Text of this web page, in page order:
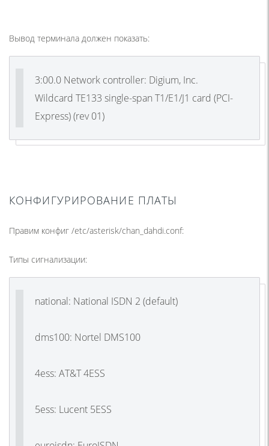
Вывод терминала должен показать:
3:00.0 Network controller: Digium, Inc.
Wildcard TE133 single-span T1/E1/J1 card (PCI-
Express) (rev 01)
КОНФИГУРИРОВАНИЕ ПЛАТЫ
Правим конфиг /etc/asterisk/chan_dahdi.conf:
Типы сигнализации:
national: National ISDN 2 (default)
dms100: Nortel DMS100
4ess: AT&T 4ESS
5ess: Lucent 5ESS